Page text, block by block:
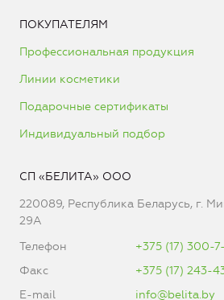
ПОКУПАТЕЛЯМ
Профессиональная продукция
Линии косметики
Подарочные сертификаты
Индивидуальный подбор
СП «БЕЛИТА» ООО
220089, Республика Беларусь, г.
29А
Телефон
+375 (17) 300-
Факс
+375 (17) 243-
E-mail
info@belita.by